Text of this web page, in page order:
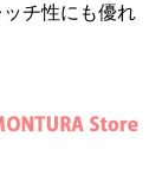
チ性にも優れ